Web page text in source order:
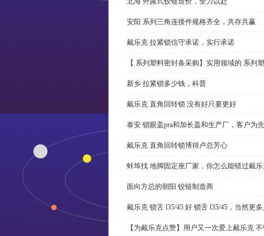
安阳 系列三角连接件规格齐全，共存共赢
戴乐克 拉紧锁信守承诺，实行承诺
【 系列塑料密封条采购】实用领域的 系列
新乡 拉紧锁多少钱，科普
戴乐克 直角回转锁 没有好只要更好
泰安 锁眼盖pra和加长盖和生产厂，客户为先
戴乐克 直角回转锁博得卢总芳心
蚌埠找 地脚固定座厂家，你怎么能错过戴
面向方总的朝阳 铰链制造商
戴乐克 锁舌 l35/45 好 锁舌 l35/45，当然更
【为戴乐克点赞】用户又一次爱上戴乐克